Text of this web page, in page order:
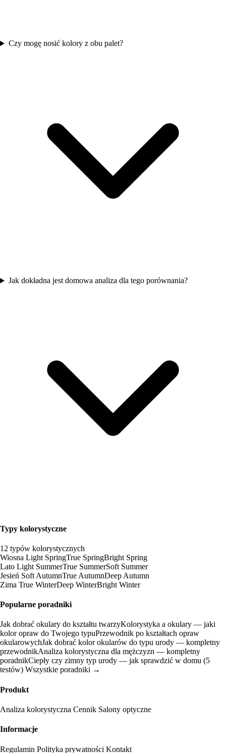
Czy mogę nosić kolory z obu palet?
Jak dokładna jest domowa analiza dla tego porównania?
Typy kolorystyczne
12 typów kolorystycznych
Wiosna Light SpringTrue SpringBright Spring
Lato Light SummerTrue SummerSoft Summer
Jesień Soft AutumnTrue AutumnDeep Autumn
Zima True WinterDeep WinterBright Winter
Popularne poradniki
Jak dobrać okulary do kształtu twarzyKolorystyka a okulary — jaki
kolor opraw do Twojego typuPrzewodnik po kształtach opraw
okularowychJak dobrać kolor okularów do typu urody — kompletny
przewodnikAnaliza kolorystyczna dla mężczyzn — kompletny
poradnikCiepły czy zimny typ urody — jak sprawdzić w domu (5
testów) Wszystkie poradniki →
Produkt
Analiza kolorystyczna Cennik Salony optyczne
Informacje
Regulamin Polityka prywatności Kontakt